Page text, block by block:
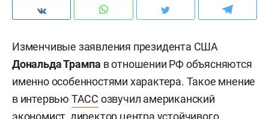
Изменчивые заявления президента США
Дональда Трампа в отношении РФ объясняются
именно особенностями характера. Такое мнение
в интервью ТАСС озвучил американский
экономист, директор центра устойчивого